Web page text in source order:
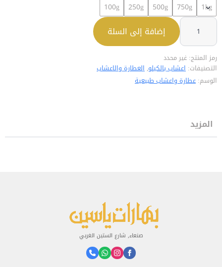
1kg
750g
500g
250g
100g
كمية
حشيشة
القديسين"
إضافة إلى السلة
رمز المنتج: غير محدد
التصنيفات: اعشاب بالكيلو, العطارة والاعشاب
الوسم: عطارة واعشاب طبيعية
المزيد
صنعاء, شارع الستين الغربي